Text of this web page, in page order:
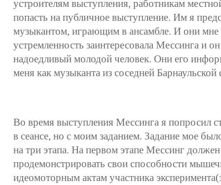
устроителям выступления, работникам
попасть на публичное выступление. Им я
музыкантом, играющим в ансамбле. И они мне
устремленность заинтересовала Мессинга и
надоедливый молодой человек. Они его
меня как музыканта из соседней
Во время выступления Мессинга я попросил
в сеансе, но с моим заданием. Задание мое
на три этапа. На первом этапе Мессинг
продемонстрировать свои способности
идеомоторным актам участника